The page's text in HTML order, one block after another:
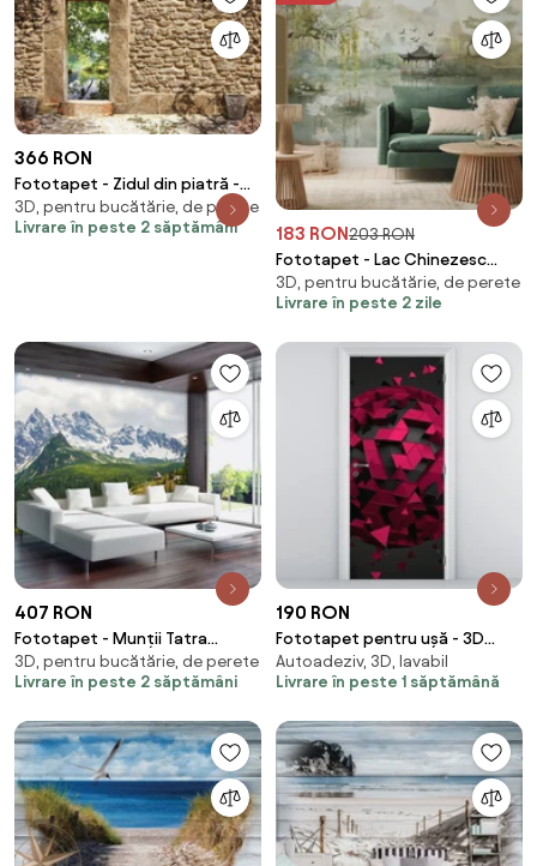
366 RON
Fototapet - Zidul din piatră -
întare spre pescărie (254x184
cm)
3D, pentru bucătărie, de perete
Livrare în peste 2 săptămâni
183 RON203 RON
Fototapet - Lac Chinezesc
(147x102 cm)
3D, pentru bucătărie, de perete
Livrare în peste 2 zile
407 RON
Fototapet - Munții Tatra
pitorești (254x184 cm)
3D, pentru bucătărie, de perete
Livrare în peste 2 săptămâni
190 RON
Fototapet pentru ușă - 3D
abstract (95x205cm)
Autoadeziv, 3D, lavabil
Livrare în peste 1 săptămână